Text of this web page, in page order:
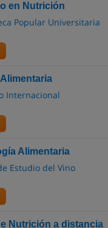
en Nutrición
Popular Universitaria
Internacional
Alimentaria
Estudio del Vino
Nutrición a distancia